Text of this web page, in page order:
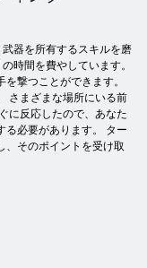
器を所有するスキルを磨
時間を費やしています。
撃つことができます。
さまざまな場所にいる前
に反応したので、あなた
る必要があります。 ター
、そのポイントを受け取